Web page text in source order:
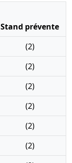
Stand prévente
(2)
(2)
(2)
(2)
(2)
(2)